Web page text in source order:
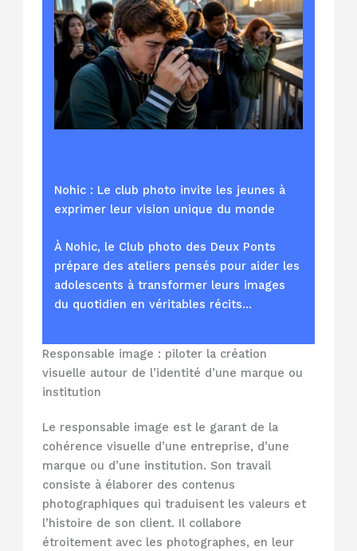
Nohic : Le club photo invite les jeunes à
exprimer leur vision unique du monde
À Nohic, le Club photo des Deux Ponts
prépare des ateliers pensés pour aider les
adolescents à transformer leurs images
du quotidien en véritables récits…
Responsable image : piloter la création
visuelle autour de l’identité d’une marque ou
institution
Le responsable image est le garant de la
cohérence visuelle d’une entreprise, d’une
marque ou d’une institution. Son travail
consiste à élaborer des contenus
photographiques qui traduisent les valeurs et
l’histoire de son client. Il collabore
étroitement avec les photographes, en leur